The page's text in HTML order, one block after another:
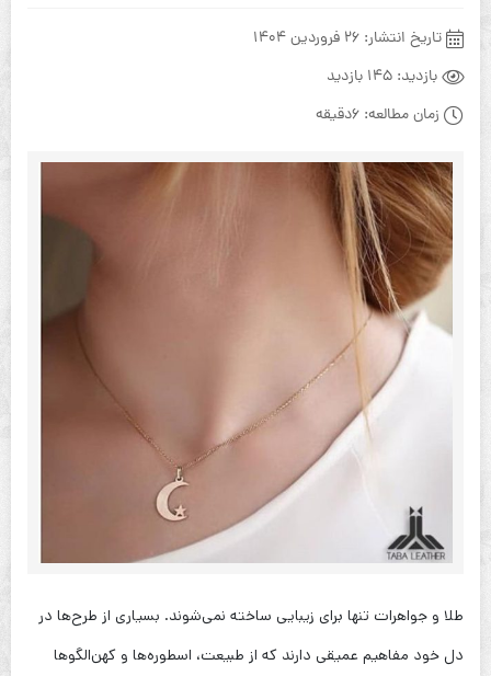
تاریخ انتشار: 26 فروردین 1404
بازدید: 145 بازدید
زمان مطالعه: 6دقیقه
طلا و جواهرات تنها برای زیبایی ساخته نمی‌شوند. بسیاری از طرح‌ها در
دل خود مفاهیم عمیقی دارند که از طبیعت، اسطوره‌ها و کهن‌الگوها